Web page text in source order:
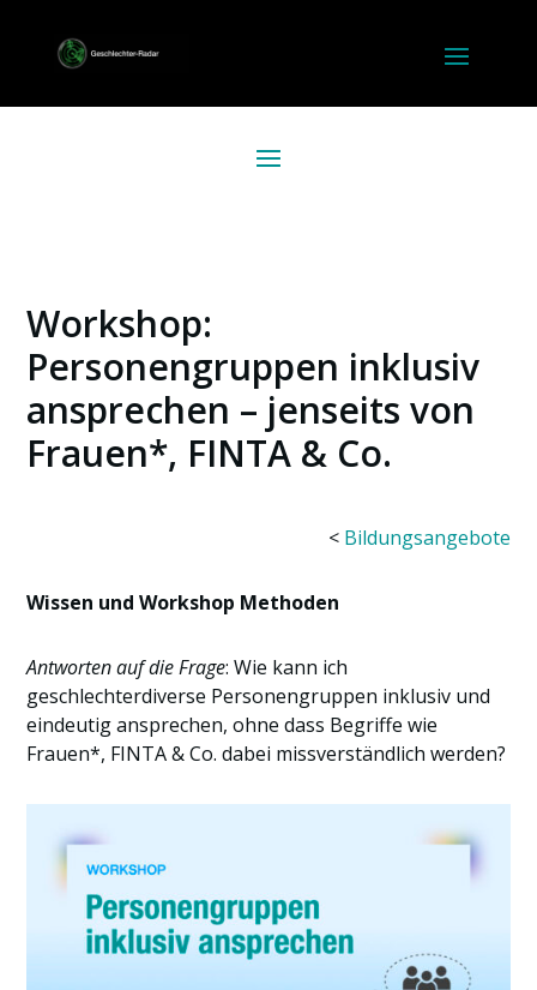
Workshop:
Personengruppen inklusiv
ansprechen – jenseits von
Frauen*, FINTA & Co.
< Bildungsangebote
Wissen und Workshop Methoden
Antworten auf die Frage: Wie kann ich
geschlechterdiverse Personengruppen inklusiv und
eindeutig ansprechen, ohne dass Begriffe wie
Frauen*, FINTA & Co. dabei missverständlich werden?